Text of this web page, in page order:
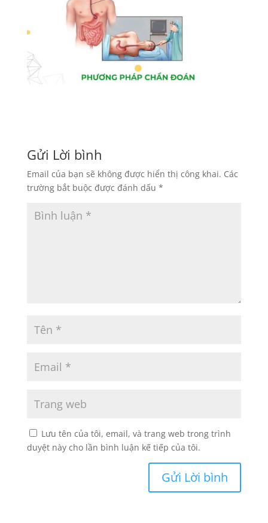
Gửi Lời bình
Email của bạn sẽ không được hiển thị công khai. Các
trường bắt buộc được đánh dấu *
Lưu tên của tôi, email, và trang web trong trình
duyệt này cho lần bình luận kế tiếp của tôi.